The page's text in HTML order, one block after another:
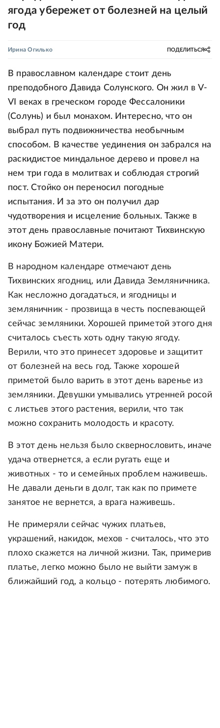
ягода убережет от болезней на целый
год
Ирина Огилько ПОДЕЛИТЬСЯ
В православном календаре стоит день
преподобного Давида Солунского. Он жил в V-
VI веках в греческом городе Фессалоники
(Солунь) и был монахом. Интересно, что он
выбрал путь подвижничества необычным
способом. В качестве уединения он забрался на
раскидистое миндальное дерево и провел на
нем три года в молитвах и соблюдая строгий
пост. Стойко он переносил погодные
испытания. И за это он получил дар
чудотворения и исцеление больных. Также в
этот день православные почитают Тихвинскую
икону Божией Матери.
В народном календаре отмечают день
Тихвинских ягодниц, или Давида Земляничника.
Как несложно догадаться, и ягодницы и
земляничник - прозвища в честь поспевающей
сейчас земляники. Хорошей приметой этого дня
считалось съесть хоть одну такую ягоду.
Верили, что это принесет здоровье и защитит
от болезней на весь год. Также хорошей
приметой было варить в этот день варенье из
земляники. Девушки умывались утренней росой
с листьев этого растения, верили, что так
можно сохранить молодость и красоту.
В этот день нельзя было сквернословить, иначе
удача отвернется, а если ругать еще и
животных - то и семейных проблем наживешь.
Не давали деньги в долг, так как по примете
занятое не вернется, а врага наживешь.
Не примеряли сейчас чужих платьев,
украшений, накидок, мехов - считалось, что это
плохо скажется на личной жизни. Так, примерив
платье, легко можно было не выйти замуж в
ближайший год, а кольцо - потерять любимого.